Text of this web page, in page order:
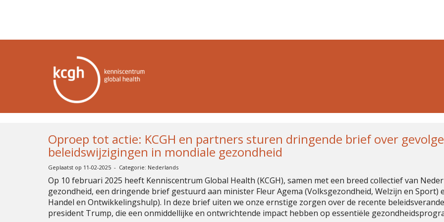
Oproep tot actie: KCGH en partners sturen dringende brief over
beleidswijzigingen in mondiale gezondheid
Geplaatst op 11-02-2025 - Categorie: Nederlands
Op 10 februari 2025 heeft Kenniscentrum Global Health (KCGH), samen met een breed collectief van
gezondheid, een dringende brief gestuurd aan minister Fleur Agema (Volksgezondheid, Welzijn en
Handel en Ontwikkelingshulp). In deze brief uiten we onze ernstige zorgen over de recente
president Trump, die een onmiddellijke en ontwrichtende impact hebben op essentiële